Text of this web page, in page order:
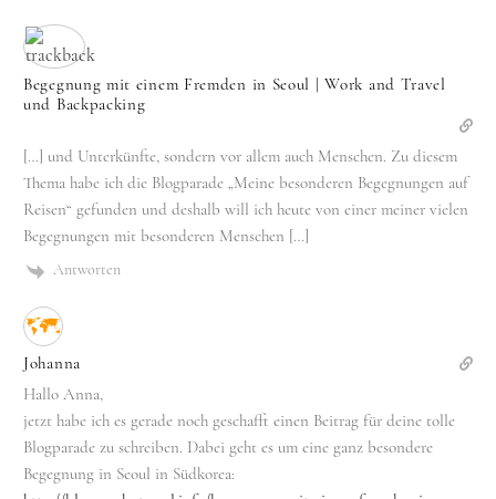
Begegnung mit einem Fremden in Seoul | Work and Travel
und Backpacking
[…] und Unterkünfte, sondern vor allem auch Menschen. Zu diesem
Thema habe ich die Blogparade „Meine besonderen Begegnungen auf
Reisen“ gefunden und deshalb will ich heute von einer meiner vielen
Begegnungen mit besonderen Menschen […]
Antworten
Johanna
Hallo Anna,
jetzt habe ich es gerade noch geschafft einen Beitrag für deine tolle
Blogparade zu schreiben. Dabei geht es um eine ganz besondere
Begegnung in Seoul in Südkorea: